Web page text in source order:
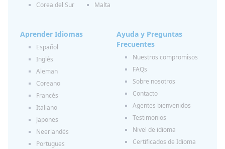
Corea del Sur
Malta
Aprender Idiomas
Español
Inglés
Aleman
Coreano
Francés
Italiano
Japones
Neerlandés
Portugues
Ayuda y Preguntas
Frecuentes
Nuestros compromisos
FAQs
Sobre nosotros
Contacto
Agentes bienvenidos
Testimonios
Nivel de idioma
Certificados de Idioma